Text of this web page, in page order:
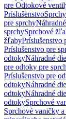
pre Odtokové
Príslušenstvo
pre sprchy
sprchySprchové
žľabyPríslušenstvo
Príslušenstvo pre
odtokyNáhradné
pre odtoky pre
Príslušenstvo pre
odtokyNáhradné
odtokyNáhradné
odtokySprchové
Sprchové vaničky